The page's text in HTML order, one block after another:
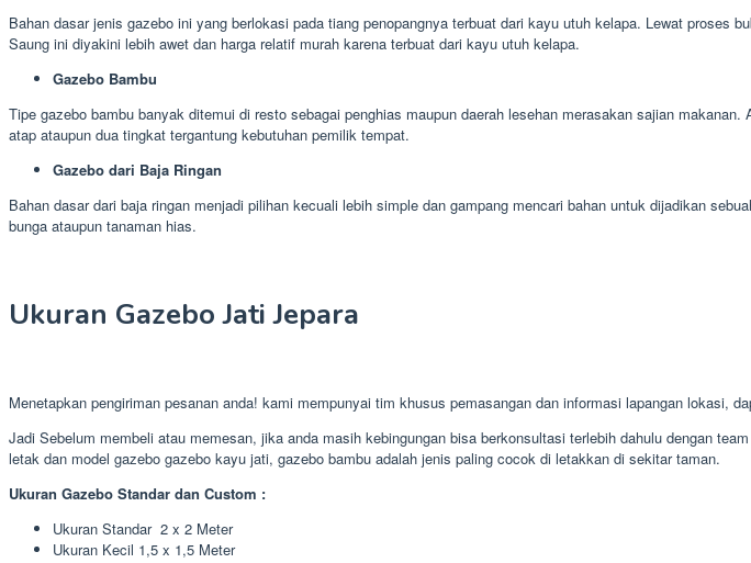
Bahan dasar jenis gazebo ini yang berlokasi pada tiang penopangnya terbuat dari kayu utuh kelapa. Lewat
Saung ini diyakini lebih awet dan harga relatif murah karena terbuat dari kayu utuh kelapa.
Gazebo Bambu
Tipe gazebo bambu banyak ditemui di resto sebagai penghias maupun daerah lesehan merasakan sajian
atap ataupun dua tingkat tergantung kebutuhan pemilik tempat.
Gazebo dari Baja Ringan
Bahan dasar dari baja ringan menjadi pilihan kecuali lebih simple dan gampang mencari bahan untuk dijadikan
bunga ataupun tanaman hias.
Ukuran Gazebo Jati Jepara
Menetapkan pengiriman pesanan anda! kami mempunyai tim khusus pemasangan dan informasi lapangan lokasi,
Jadi Sebelum membeli atau memesan, jika anda masih kebingungan bisa berkonsultasi terlebih dahulu dengan
letak dan model gazebo gazebo kayu jati, gazebo bambu adalah jenis paling cocok di letakkan di sekitar taman.
Ukuran Gazebo Standar dan Custom :
Ukuran Standar 2 x 2 Meter
Ukuran Kecil 1,5 x 1,5 Meter